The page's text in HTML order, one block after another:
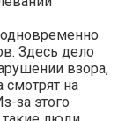
Здесь дело
взора,
смотрят на
за этого